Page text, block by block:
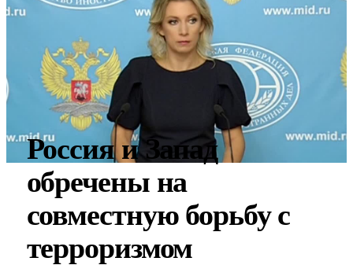
Россия и Запад
обречены на
совместную борьбу с
терроризмом